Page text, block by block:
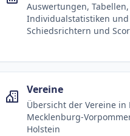
Auswertungen, Tabellen,
Individualstatistiken und
Schiedsrichtern und
Vereine
Übersicht der Vereine in
Mecklenburg-
Holstein